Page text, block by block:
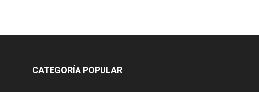
CATEGORÍA POPULAR